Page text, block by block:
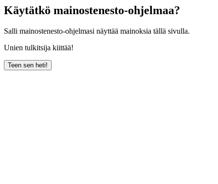
Käytätkö mainostenesto-ohjelmaa?
Salli mainostenesto-ohjelmasi näyttää mainoksia tällä sivulla.
Unien tulkitsija kiittää!
Teen sen heti!